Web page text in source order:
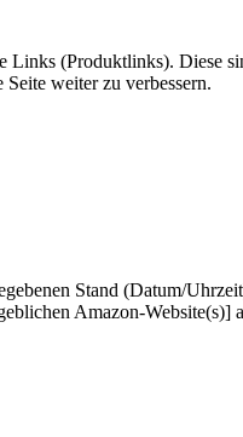
Links (Produktlinks).
weiter zu verbessern.
Stand (Datum/
Amazon-Website(s)]